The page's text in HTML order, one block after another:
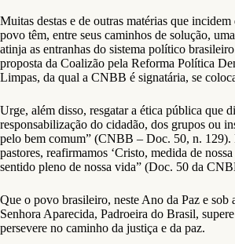
Muitas destas e de outras matérias que
povo têm, entre seus caminhos de solução,
atinja as entranhas do sistema político
proposta da Coalizão pela Reforma Política
Limpas, da qual a CNBB é signatária, se
Urge, além disso, resgatar a ética pública que
responsabilização do cidadão, dos grupos ou
pelo bem comum” (CNBB – Doc. 50, n. 129).
pastores, reafirmamos ‘Cristo, medida de
sentido pleno de nossa vida” (Doc. 50 da
Que o povo brasileiro, neste Ano da Paz e sob
Senhora Aparecida, Padroeira do Brasil,
persevere no caminho da justiça e da paz.